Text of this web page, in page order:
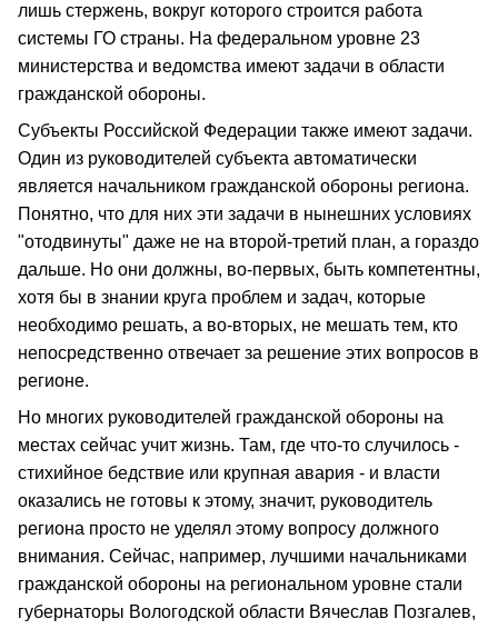
лишь стержень, вокруг которого строится работа
системы ГО страны. На федеральном уровне 23
министерства и ведомства имеют задачи в области
гражданской обороны.
Субъекты Российской Федерации также имеют задачи.
Один из руководителей субъекта автоматически
является начальником гражданской обороны региона.
Понятно, что для них эти задачи в нынешних условиях
"отодвинуты" даже не на второй-третий план, а гораздо
дальше. Но они должны, во-первых, быть компетентны,
хотя бы в знании круга проблем и задач, которые
необходимо решать, а во-вторых, не мешать тем, кто
непосредственно отвечает за решение этих вопросов в
регионе.
Но многих руководителей гражданской обороны на
местах сейчас учит жизнь. Там, где что-то случилось -
стихийное бедствие или крупная авария - и власти
оказались не готовы к этому, значит, руководитель
региона просто не уделял этому вопросу должного
внимания. Сейчас, например, лучшими начальниками
гражданской обороны на региональном уровне стали
губернаторы Вологодской области Вячеслав Позгалев,